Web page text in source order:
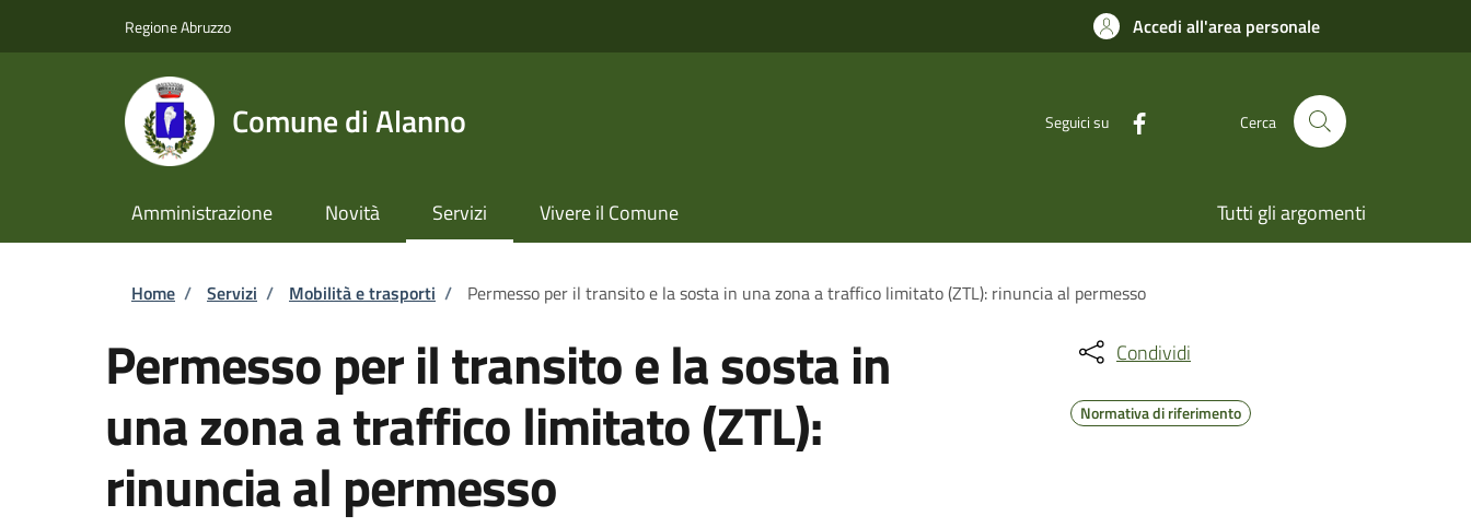
Regione Abruzzo Accedi all'area personale
Comune di Alanno Seguici su Cerca
Amministrazione Novità Servizi Vivere il Comune Tutti gli argomenti
Briciole di pane
Home / Servizi / Mobilità e trasporti / Permesso per il transito e la sosta in una zona a traffico limitato (ZTL): rinuncia al permesso
Permesso per il transito e la sosta in
una zona a traffico limitato (ZTL):
rinuncia al permesso
Condividi
Normativa di riferimento